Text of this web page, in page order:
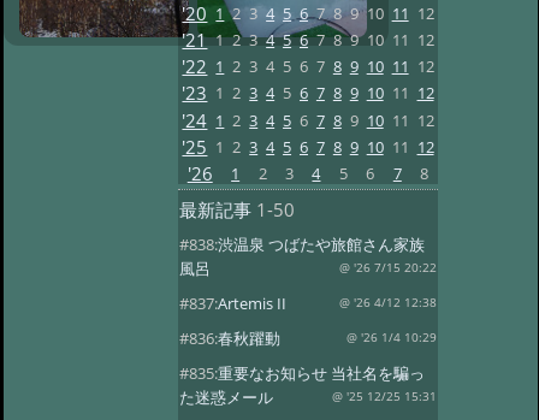
'20 1 2 3 4 5 6 7 8 9 10 11 12
'21 1 2 3 4 5 6 7 8 9 10 11 12
'22 1 2 3 4 5 6 7 8 9 10 11 12
'23 1 2 3 4 5 6 7 8 9 10 11 12
'24 1 2 3 4 5 6 7 8 9 10 11 12
'25 1 2 3 4 5 6 7 8 9 10 11 12
'26 1 2 3 4 5 6 7 8
最新記事 1-50
#838:渋温泉 つばたや旅館さん家族
風呂
@ '26 7/15 20:22
#837:Artemis II @ '26 4/12 12:38
#836:春秋躍動 @ '26 1/4 10:29
#835:重要なお知らせ 当社名を騙っ
た迷惑メール
@ '25 12/25 15:31